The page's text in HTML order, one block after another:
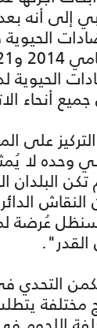
إلى أنه
الحيوية
الحيوية
أنحاء
على
وحده
البلدان
سنظل عُرضة
القدر".
التحدي
مختلفة